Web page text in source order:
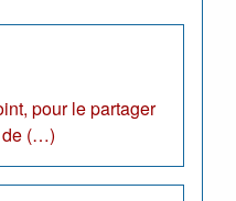
pour le partager
de (…)